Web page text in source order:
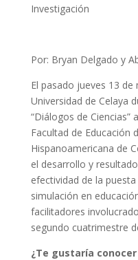
Investigación
Por: Bryan Delgado y
El pasado jueves 13
Universidad de Celaya
“Diálogos de Ciencias”
Facultad de Educación
Hispanoamericana de
el desarrollo y
efectividad de la
simulación en
facilitadores
segundo cuatrimestre
¿Te gustaría